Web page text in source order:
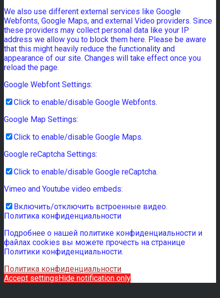
We also use different external services like Google
Webfonts, Google Maps, and external Video providers. Since
these providers may collect personal data like your IP
address we allow you to block them here. Please be aware
that this might heavily reduce the functionality and
appearance of our site. Changes will take effect once you
reload the page.
Google Webfont Settings:
Click to enable/disable Google Webfonts.
Google Map Settings:
Click to enable/disable Google Maps.
Google reCaptcha Settings:
Click to enable/disable Google reCaptcha.
Vimeo and Youtube video embeds:
Включить/отключить встроенные видео.
Политика конфиденциальности
Подробнее о нашей политике конфиденциальности и
файлах cookies вы можете прочесть на странице
Политики конфиденциальности.
Политика конфиденциальности
Accept settings Hide notification only